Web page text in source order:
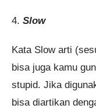
4. Slow
Kata Slow arti
bisa juga kamu
stupid. Jika
bisa diartikan